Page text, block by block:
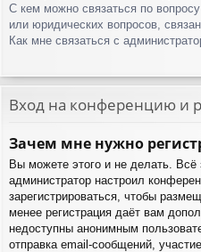
С кем можно связаться по
или юридических вопросов,
Как мне связаться с
Вход на конференцию и
Зачем мне нужно
Вы можете этого и не делать. Всё
администратор настроил
зарегистрироваться, чтобы
менее регистрация даёт вам
недоступны анонимным
отправка email-сообщений,